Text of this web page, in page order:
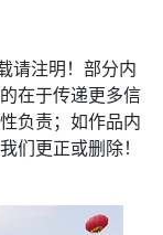
请注明！部分内
在于传递更多信
负责；如作品内
们更正或删除！